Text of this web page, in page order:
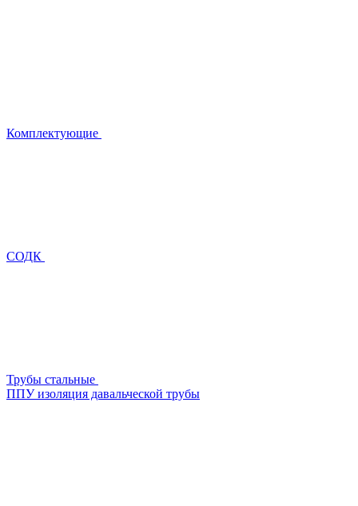
Комплектующие
СОДК
Трубы стальные
ППУ изоляция давальческой трубы